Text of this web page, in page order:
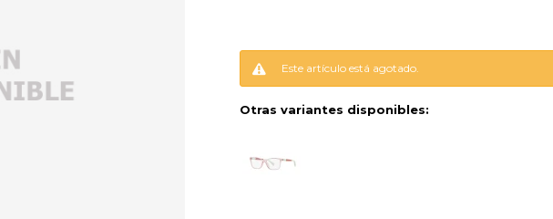
Este artículo está agotado.
Otras variantes disponibles: